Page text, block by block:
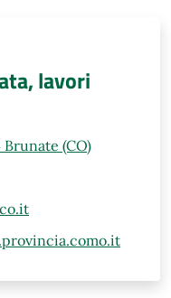
lavori
Brunate (CO)